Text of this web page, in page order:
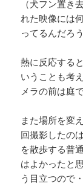
（犬フン置き
れた映像には
ってるんだろう
熱に反応する
いうことも考
メラの前は庭
また場所を変
回撮影したの
を散歩する普
はよかったと
う目立つので・